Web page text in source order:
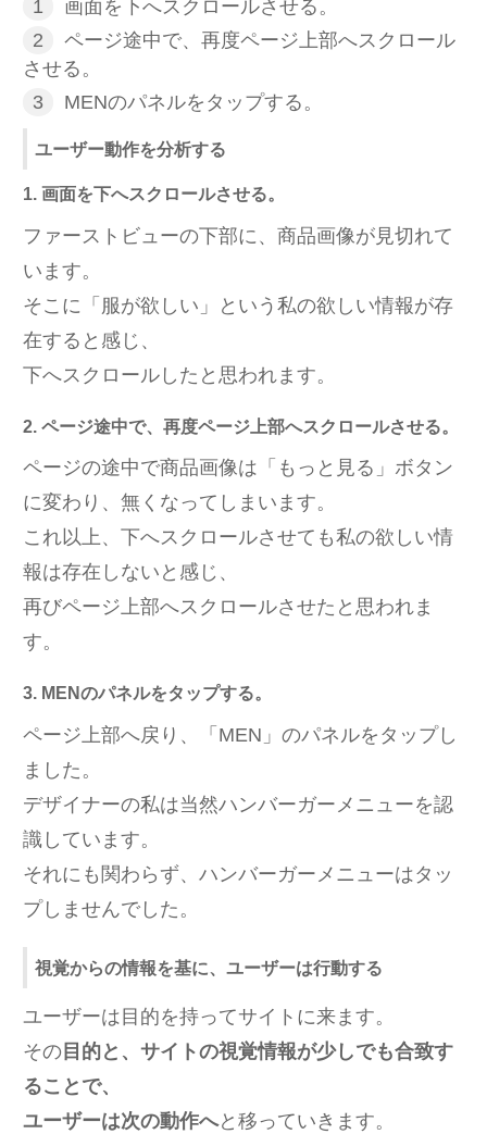
画面を下へスクロールさせる。
ページ途中で、再度ページ上部へスクロール
させる。
MENのパネルをタップする。
ユーザー動作を分析する
1. 画面を下へスクロールさせる。
ファーストビューの下部に、商品画像が見切れて
います。
そこに「服が欲しい」という私の欲しい情報が存
在すると感じ、
下へスクロールしたと思われます。
2. ページ途中で、再度ページ上部へスクロールさせる。
ページの途中で商品画像は「もっと見る」ボタン
に変わり、無くなってしまいます。
これ以上、下へスクロールさせても私の欲しい情
報は存在しないと感じ、
再びページ上部へスクロールさせたと思われま
す。
3. MENのパネルをタップする。
ページ上部へ戻り、「MEN」のパネルをタップし
ました。
デザイナーの私は当然ハンバーガーメニューを認
識しています。
それにも関わらず、ハンバーガーメニューはタッ
プしませんでした。
視覚からの情報を基に、ユーザーは行動する
ユーザーは目的を持ってサイトに来ます。
その 目的と、サイトの視覚情報が少しでも合致す
ることで、
ユーザーは次の動作へと移っていきます。